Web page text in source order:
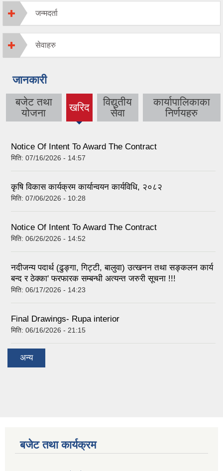
जन्मदर्ता
सेवाहरु
जानकारी
बजेट तथा
योजना
खरिद
(active
tab)
विद्युतीय
सेवा
कार्यापालिकाका
निर्णयहरु
Notice Of Intent To Award The Contract
मिति: 07/16/2026 - 14:57
कृषि विकास कार्यक्रम कार्यान्वयन कार्यविधि, २०८२
मिति: 07/06/2026 - 10:28
Notice Of Intent To Award The Contract
मिति: 06/26/2026 - 14:52
नदीजन्य पदार्थ (ढुङ्गा, गिट्टी, बालुवा) उत्खनन तथा सङ्कलन कार्य
बन्द र ठेक्का' फरफारक सम्बन्धी अत्यन्त जरुरी सूचना !!!
मिति: 06/17/2026 - 14:23
Final Drawings- Rupa interior
मिति: 06/16/2026 - 21:15
अन्य
बजेट तथा कार्यक्रम